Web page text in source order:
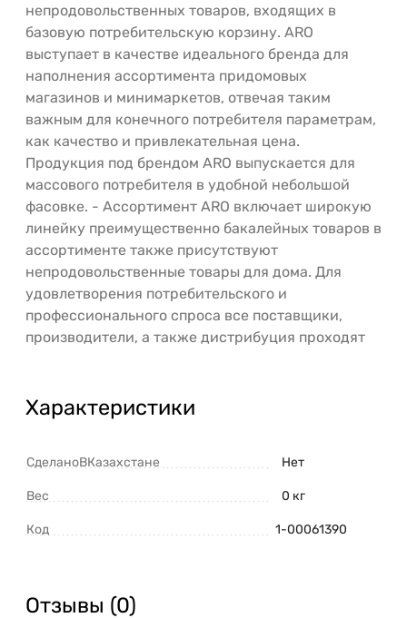
непродовольственных товаров, входящих в
базовую потребительскую корзину. ARO
выступает в качестве идеального бренда для
наполнения ассортимента придомовых
магазинов и минимаркетов, отвечая таким
важным для конечного потребителя параметрам,
как качество и привлекательная цена.
Продукция под брендом ARO выпускается для
массового потребителя в удобной небольшой
фасовке. - Ассортимент ARO включает широкую
линейку преимущественно бакалейных товаров в
ассортименте также присутствуют
непродовольственные товары для дома. Для
удовлетворения потребительского и
профессионального спроса все поставщики,
производители, а также дистрибуция проходят
Характеристики
СделаноВКазахстане Нет
Вес 0 кг
Код 1-00061390
Отзывы (0)